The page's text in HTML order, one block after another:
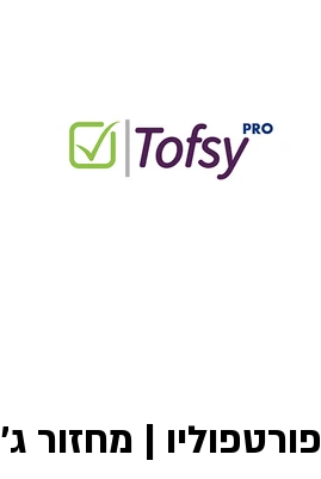
פורטפוליו | מחזור ג׳